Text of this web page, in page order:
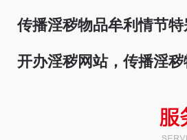
传播淫秽物品牟利情节
开办淫秽网站，传播淫